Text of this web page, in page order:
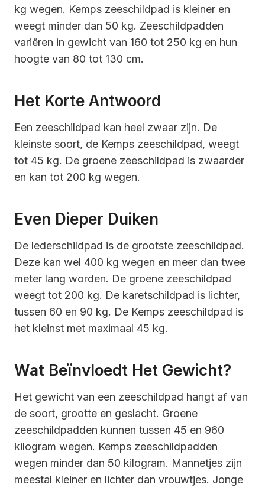
kg wegen. Kemps zeeschildpad is kleiner en
weegt minder dan 50 kg. Zeeschildpadden
variëren in gewicht van 160 tot 250 kg en hun
hoogte van 80 tot 130 cm.
Het Korte Antwoord
Een zeeschildpad kan heel zwaar zijn. De
kleinste soort, de Kemps zeeschildpad, weegt
tot 45 kg. De groene zeeschildpad is zwaarder
en kan tot 200 kg wegen.
Even Dieper Duiken
De lederschildpad is de grootste zeeschildpad.
Deze kan wel 400 kg wegen en meer dan twee
meter lang worden. De groene zeeschildpad
weegt tot 200 kg. De karetschildpad is lichter,
tussen 60 en 90 kg. De Kemps zeeschildpad is
het kleinst met maximaal 45 kg.
Wat Beïnvloedt Het Gewicht?
Het gewicht van een zeeschildpad hangt af van
de soort, grootte en geslacht. Groene
zeeschildpadden kunnen tussen 45 en 960
kilogram wegen. Kemps zeeschildpadden
wegen minder dan 50 kilogram. Mannetjes zijn
meestal kleiner en lichter dan vrouwtjes. Jonge